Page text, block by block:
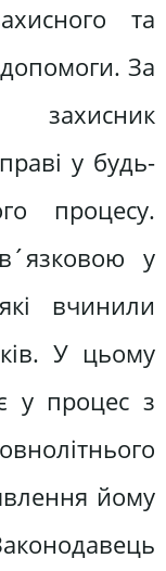
та
За
захисник
у будь-
процесу.
у
вчинили
У цьому
у процес з
йому